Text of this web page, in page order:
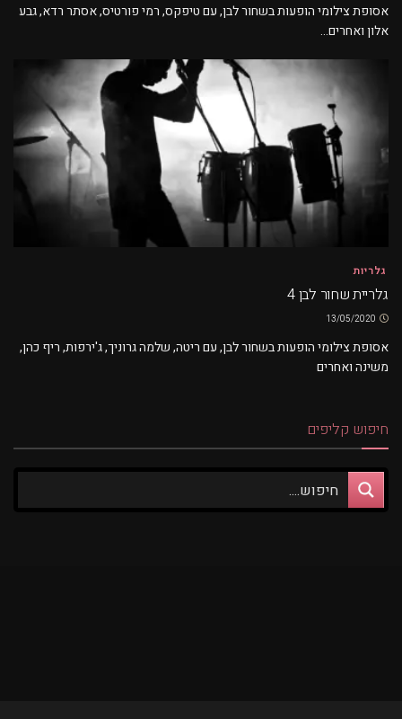
אסופת צילומי הופעות בשחור לבן, עם טיפקס, רמי פורטיס, אסתר רדא, גבע
אלון ואחרים...
גלריות
גלריית שחור לבן 4
אסופת צילומי הופעות בשחור לבן, עם ריטה, שלמה גרוניך, ג'ירפות, ריף כהן,
משינה ואחרים
חיפוש קליפים